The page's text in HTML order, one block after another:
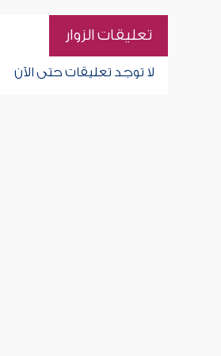
تعليقات الزوار
لا توجد تعليقات حتى الآن